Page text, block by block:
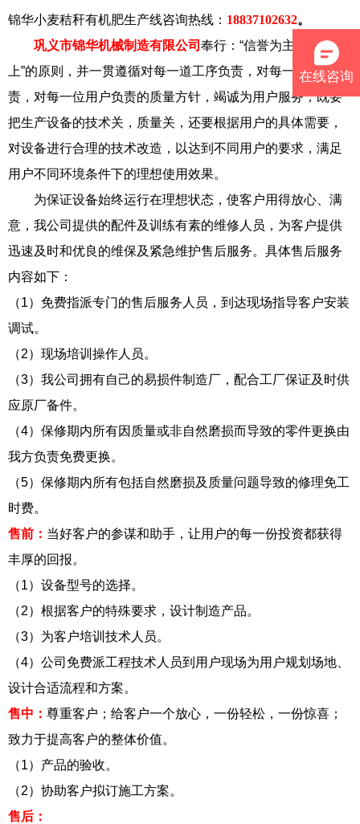
锦华小麦秸秆有机肥生产线咨询热线： 18837102632。
巩义市锦华机械制造有限公司 奉行：“信誉为主，用户至
上”的原则，并一贯遵循对每一道工序负责，对每一台产品负
责，对每一位用户负责的质量方针，竭诚为用户服务，既要
把生产设备的技术关，质量关，还要根据用户的具体需要，
对设备进行合理的技术改造，以达到不同用户的要求，满足
用户不同环境条件下的理想使用效果。
为保证设备始终运行在理想状态，使客户用得放心、满
意，我公司提供的配件及训练有素的维修人员，为客户提供
迅速及时和优良的维保及紧急维护售后服务。具体售后服务
内容如下：
（1）免费指派专门的售后服务人员，到达现场指导客户安装
调试。
（2）现场培训操作人员。
（3）我公司拥有自己的易损件制造厂，配合工厂保证及时供
应原厂备件。
（4）保修期内所有因质量或非自然磨损而导致的零件更换由
我方负责免费更换。
（5）保修期内所有包括自然磨损及质量问题导致的修理免工
时费。
售前： 当好客户的参谋和助手，让用户的每一份投资都获得
丰厚的回报。
（1）设备型号的选择。
（2）根据客户的特殊要求，设计制造产品。
（3）为客户培训技术人员。
（4）公司免费派工程技术人员到用户现场为用户规划场地、
设计合适流程和方案。
售中： 尊重客户；给客户一个放心，一份轻松，一份惊喜；
致力于提高客户的整体价值。
（1）产品的验收。
（2）协助客户拟订施工方案。
售后：
在线咨询